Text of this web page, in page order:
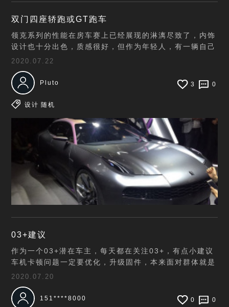
双门四座轿跑或GT跑车
领克系列的性能在房车赛上已经展现的淋漓尽致了，内饰
设计也十分出色，质感很好，但作为年轻人，有一辆自己
的双门性能轿跑也是一个梦想，希望领克可以试着发起众
2020.07.22
Pluto 0
3
设计 随机
03+建议
作为一个03+潜在车主，每天都在关注03+，有点小建议
车机卡顿问题一定要优化，升级固件，本来面对群体就是
年轻人，谁也忍受不了一个卡顿的车机，就像手机卡顿一
2020.07.20
151****8000 0
0